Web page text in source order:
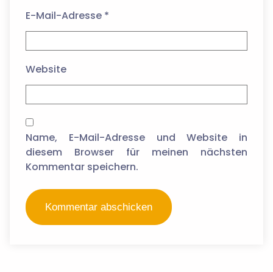
E-Mail-Adresse *
Website
Name, E-Mail-Adresse und Website in
diesem Browser für meinen nächsten
Kommentar speichern.